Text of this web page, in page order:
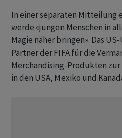
In einer separaten Mitteilung
werde «jungen Menschen in
Magie näher bringen». Das
Partner der FIFA für die
Merchandising-Produkten zur
in den USA, Mexiko und